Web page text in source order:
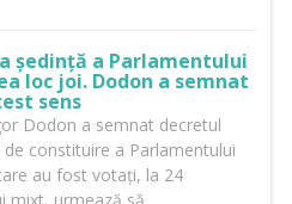
ședință a Parlamentului
loc joi. Dodon a semnat
sens
Dodon a semnat decretul
constituire a Parlamentului
au fost votați, la 24